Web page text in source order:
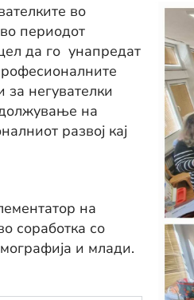
во
периодот
да го унапредат
за негувателки
на
развој кај
на
соработка со
и млади.